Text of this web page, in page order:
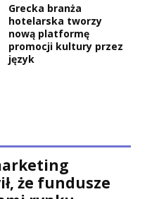
Grecka branża
hotelarska tworzy
nową platformę
promocji kultury przez
język
że fundusze